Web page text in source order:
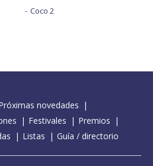
Coco 2
novedades
Festivales
Premios
Listas Guía / directorio